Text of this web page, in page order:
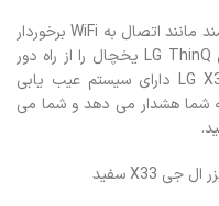
این یخچال همچنین از سیستم‌ های هوشمند مانند اتصال به WiFi برخوردار
است و شما می‌ توانید از طریق اپلیکیشن LG ThinQ یخچال را از راه دور
مدیریت کنید. همچنین یخچال فریزر LG X33 دارای سیستم عیب‌ یابی
شما هشدار می‌ دهد و شما می‌